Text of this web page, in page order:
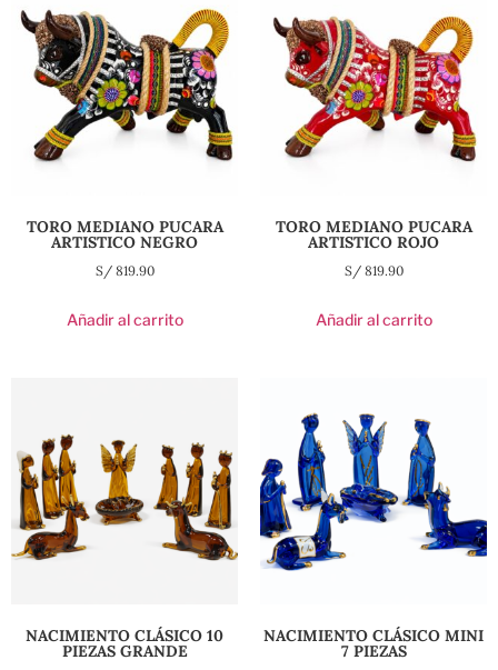
TORO MEDIANO PUCARA
ARTISTICO NEGRO
S/819.90
Añadir al carrito
TORO MEDIANO PUCARA
ARTISTICO ROJO
S/819.90
Añadir al carrito
NACIMIENTO CLÁSICO 10
PIEZAS GRANDE
NACIMIENTO CLÁSICO MINI
7 PIEZAS